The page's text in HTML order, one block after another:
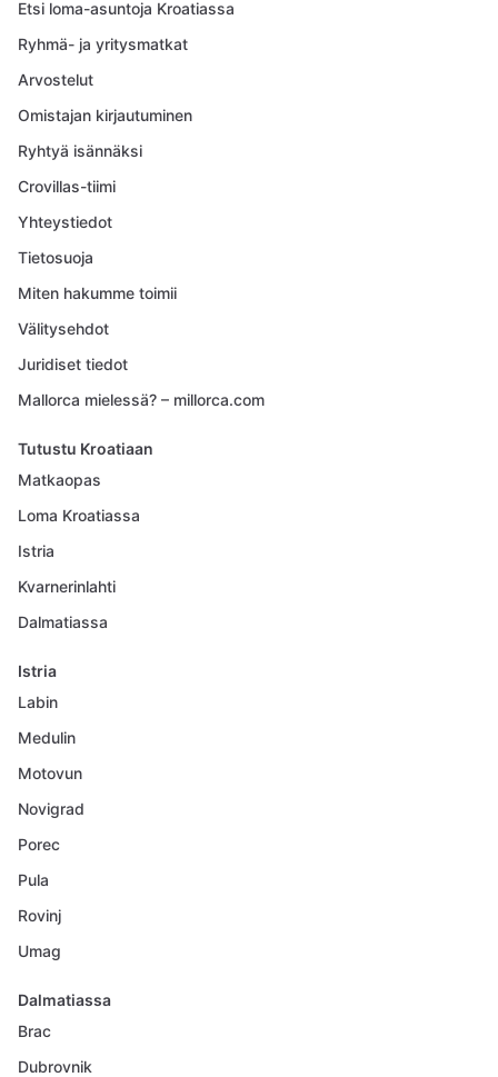
Etsi loma-asuntoja Kroatiassa
Ryhmä- ja yritysmatkat
Arvostelut
Omistajan kirjautuminen
Ryhtyä isännäksi
Crovillas-tiimi
Yhteystiedot
Tietosuoja
Miten hakumme toimii
Välitysehdot
Juridiset tiedot
Mallorca mielessä? – millorca.com
Tutustu Kroatiaan
Matkaopas
Loma Kroatiassa
Istria
Kvarnerinlahti
Dalmatiassa
Istria
Labin
Medulin
Motovun
Novigrad
Porec
Pula
Rovinj
Umag
Dalmatiassa
Brac
Dubrovnik